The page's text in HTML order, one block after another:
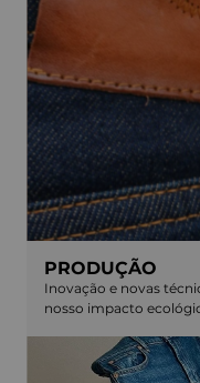
PRODUÇÃO
Inovação e novas
nosso impacto